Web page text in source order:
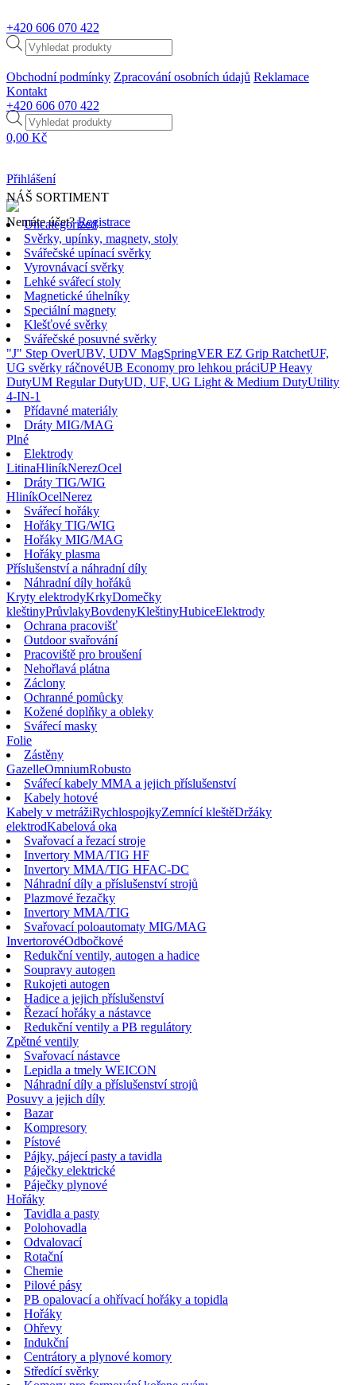
+420 606 070 422
Products
search
Obchodní podmínky Zpracování osobních údajů Reklamace
Kontakt
+420 606 070 422
Products
search
0,00 Kč
Přihlášení
Nemáte účet?Registrace
NÁŠ SORTIMENT
Uncategorized
Svěrky, upínky, magnety, stoly
Svářečské upínací svěrky
Vyrovnávací svěrky
Lehké svářecí stoly
Magnetické úhelníky
Speciální magnety
Klešťové svěrky
Svářečské posuvné svěrky
"J" Step OverUBV, UDV MagSpringVER EZ Grip RatchetUF,
UG svěrky ráčnovéUB Economy pro lehkou práciUP Heavy
DutyUM Regular DutyUD, UF, UG Light & Medium DutyUtility
4-IN-1
Přídavné materiály
Dráty MIG/MAG
Plné
Elektrody
LitinaHliníkNerezOcel
Dráty TIG/WIG
HliníkOcelNerez
Svářecí hořáky
Hořáky TIG/WIG
Hořáky MIG/MAG
Hořáky plasma
Příslušenství a náhradní díly
Náhradní díly hořáků
Kryty elektrodyKrkyDomečky
kleštinyPrůvlakyBovdenyKleštinyHubiceElektrody
Ochrana pracovišť
Outdoor svařování
Pracoviště pro broušení
Nehořlavá plátna
Záclony
Ochranné pomůcky
Kožené doplňky a obleky
Svářecí masky
Folie
Zástěny
GazelleOmniumRobusto
Svářecí kabely MMA a jejich příslušenství
Kabely hotové
Kabely v metrážiRychlospojkyZemnící kleštěDržáky
elektrodKabelová oka
Svařovací a řezací stroje
Invertory MMA/TIG HF
Invertory MMA/TIG HFAC-DC
Náhradní díly a příslušenství strojů
Plazmové řezačky
Invertory MMA/TIG
Svařovací poloautomaty MIG/MAG
InvertorovéOdbočkové
Redukční ventily, autogen a hadice
Soupravy autogen
Rukojeti autogen
Hadice a jejich příslušenství
Řezací hořáky a nástavce
Redukční ventily a PB regulátory
Zpětné ventily
Svařovací nástavce
Lepidla a tmely WEICON
Náhradní díly a příslušenství strojů
Posuvy a jejich díly
Bazar
Kompresory
Pístové
Pájky, pájecí pasty a tavidla
Páječky elektrické
Páječky plynové
Hořáky
Tavidla a pasty
Polohovadla
Odvalovací
Rotační
Chemie
Pilové pásy
PB opalovací a ohřívací hořáky a topidla
Hořáky
Ohřevy
Indukční
Centrátory a plynové komory
Středící svěrky